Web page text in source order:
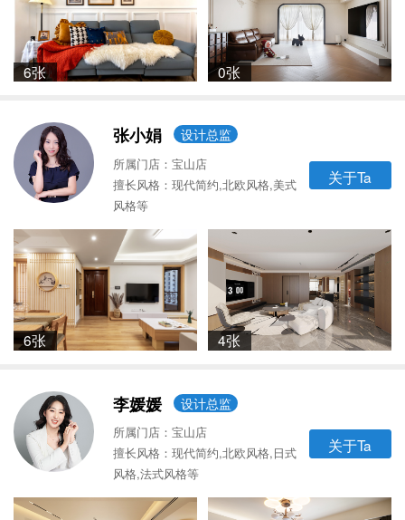
6张 0张
张小娟 设计总监
所属门店：宝山店
擅长风格：现代简约,北欧风格,美式
风格等
关于Ta
6张 4张
李媛媛 设计总监
所属门店：宝山店
擅长风格：现代简约,北欧风格,日式
风格,法式风格等
关于Ta